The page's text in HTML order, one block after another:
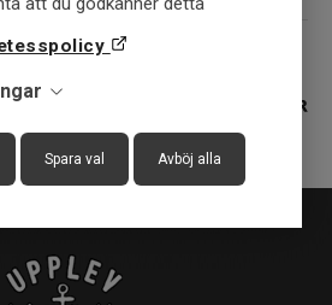
Spara val Avböj alla